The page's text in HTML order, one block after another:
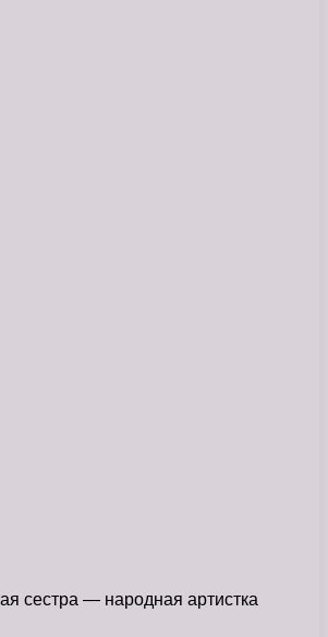
сестра — народная артистка